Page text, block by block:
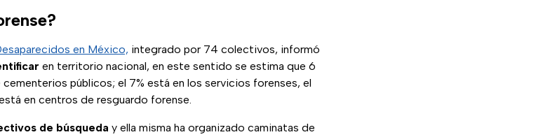
en México, integrado por 74 colectivos, informó
en territorio nacional, en este sentido se estima que 6
públicos; el 7% está en los servicios forenses, el
en centros de resguardo forense.
de búsqueda y ella misma ha organizado caminatas de